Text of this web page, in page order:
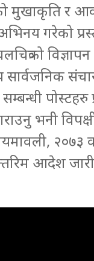
मुखाकृति र
अभिनय गरेको
सम्बन्धी
भनी
२०७३
आदेश